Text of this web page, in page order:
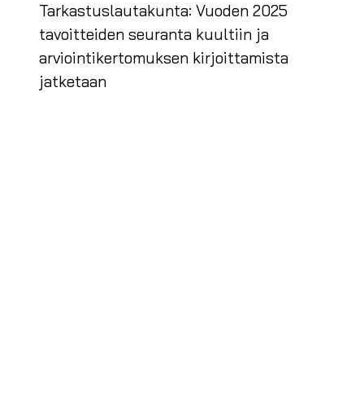
Tarkastuslautakunta: Vuoden 2025
tavoitteiden seuranta kuultiin ja
arviointikertomuksen kirjoittamista
jatketaan